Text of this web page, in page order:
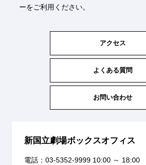
ーをご利用ください。
アクセス
よくある質問
お問い合わせ
新国立劇場ボックスオフィス
電話： 03-5352-999910:00 ～ 18:00